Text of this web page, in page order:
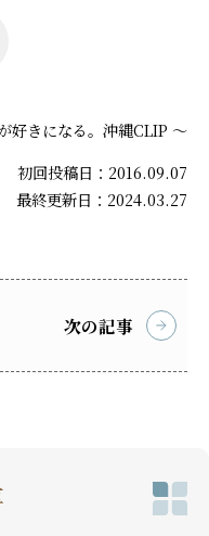
好きになる。沖縄CLIP ～
初回投稿日：2016.09.07
最終更新日：2024.03.27
次の記事